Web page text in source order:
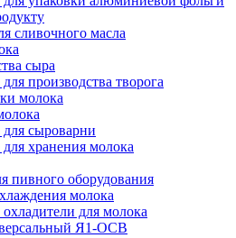
сливочного масла
сыра
производства творога
молока
сыроварни
хранения молока
пивного оборудования
молока
для молока
Я1-ОСВ